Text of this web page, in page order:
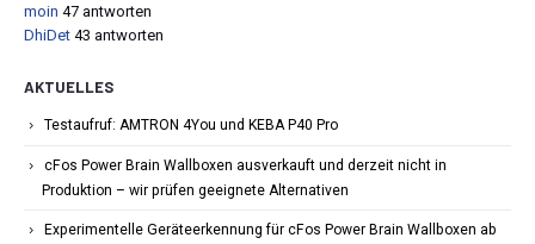
moin 47 antworten
DhiDet 43 antworten
AKTUELLES
Testaufruf: AMTRON 4You und KEBA P40 Pro
cFos Power Brain Wallboxen ausverkauft und derzeit nicht in
Produktion – wir prüfen geeignete Alternativen
Experimentelle Geräteerkennung für cFos Power Brain Wallboxen ab